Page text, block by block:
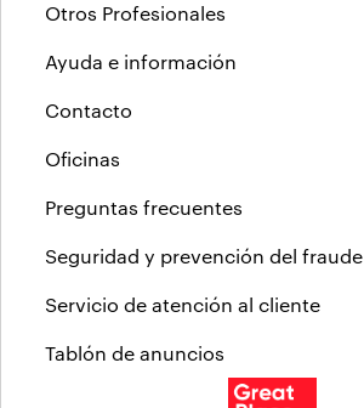
Otros Profesionales
Ayuda e información
Contacto
Oficinas
Preguntas frecuentes
Seguridad y prevención del fraude
Servicio de atención al cliente
Tablón de anuncios